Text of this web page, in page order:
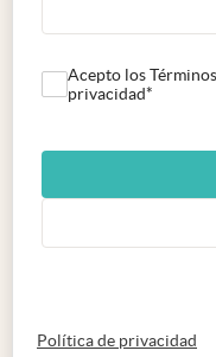
Acepto los
privacidad*
Política de privacidad